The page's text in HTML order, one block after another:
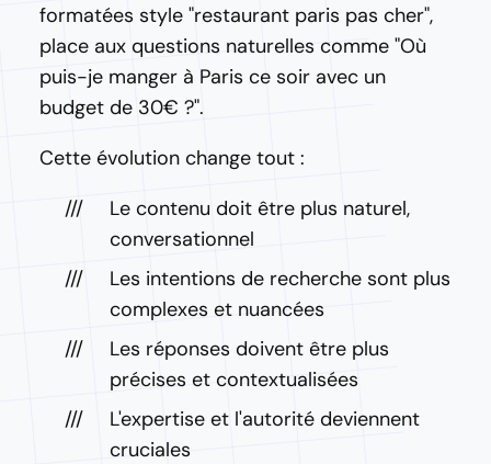
formatées style "restaurant paris pas cher",
place aux questions naturelles comme "Où
puis-je manger à Paris ce soir avec un
budget de 30€ ?".
Cette évolution change tout :
Le contenu doit être plus naturel,
conversationnel
Les intentions de recherche sont plus
complexes et nuancées
Les réponses doivent être plus
précises et contextualisées
L'expertise et l'autorité deviennent
cruciales